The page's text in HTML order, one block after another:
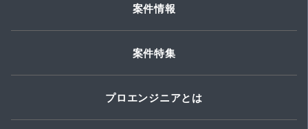
案件情報
案件特集
プロエンジニアとは